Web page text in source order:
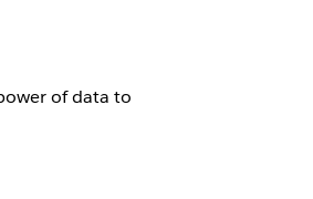
of data to